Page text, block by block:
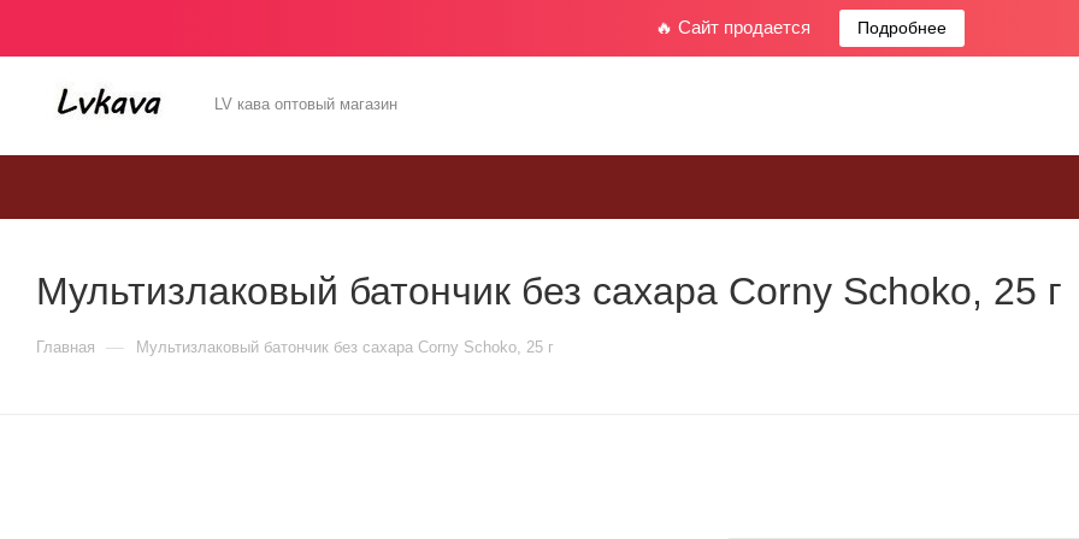
🔥 Сайт продается Подробнее
LV кава оптовый магазин
Мультизлаковый батончик без сахара Corny Schoko, 25 г
Главная — Мультизлаковый батончик без сахара Corny Schoko, 25 г